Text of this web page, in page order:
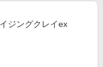
ジングクレイex